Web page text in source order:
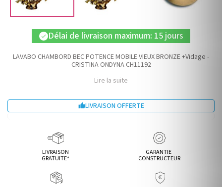
check Délai de livraison maximum: 15 jours
LAVABO CHAMBORD BEC POTENCE MOBILE VIEUX BRONZE +Vidage -
CRISTINA ONDYNA CH11192
Lire la suite
LIVRAISON OFFERTE
LIVRAISON
GRATUITE*
GARANTIE
CONSTRUCTEUR